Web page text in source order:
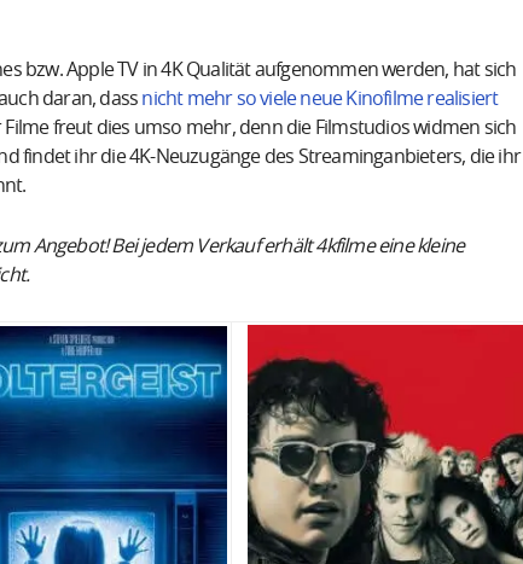
bzw. Apple TV in 4K Qualität aufgenommen werden, hat sich
daran, dass nicht mehr so viele neue Kinofilme realisiert
Filme freut dies umso mehr, denn die Filmstudios widmen sich
findet ihr die 4K-Neuzugänge des Streaminganbieters, die ihr
Angebot! Bei jedem Verkauf erhält 4kfilme eine kleine